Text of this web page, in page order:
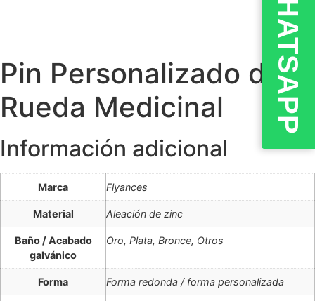
Pin Personalizado de la
Rueda Medicinal
Información adicional
Marca Flyances
Material Aleación de zinc
Baño / Acabado
galvánico
Oro, Plata, Bronce, Otros
Forma Forma redonda / forma personalizada